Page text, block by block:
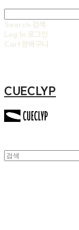
Search 검색
Log In 로그인
Cart장바구니
CUECLYP